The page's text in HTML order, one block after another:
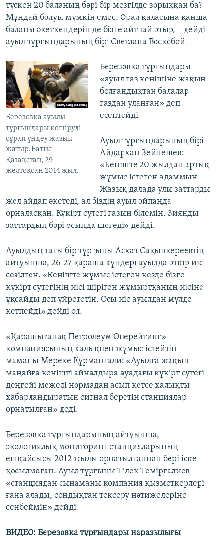
түскен 20 баланың бәрі бір мезгілде зорыққан ба?
Мұндай болуы мүмкін емес. Орал қаласына қанша
баланы әкеткендерін де бізге айтпай отыр, – дейді
ауыл тұрғындарының бірі Светлана Воскобой.
Березовка ауылы
тұрғындары көшіруді
сұрап үндеу жазып
жатыр. Батыс
Қазақстан, 29
желтоқсан 2014 жыл.
Березовка тұрғындары
«ауыл газ кенішіне жақын
болғандықтан балалар
газдан уланған» деп
есептейді.
Ауыл тұрғындарының бірі
Айдархан Зейнешев:
«Кеніште 20 жылдан артық
жұмыс істеген адаммын.
Жазық далада улы заттарды
жел айдап әкетеді, ал біздің ауыл ойпаңда
орналасқан. Күкірт сутегі газын білемін. Зиянды
заттардың бәрі осында шөгеді» дейді.
Ауылдың тағы бір тұрғыны Асхат Сақыпкереевтің
айтуынша, 26-27 қараша күндері ауылда өткір иіс
сезілген. «Кеніште жұмыс істеген кезде бізге
күкірт сутегінің иісі шіріген жұмыртқаның иісіне
ұқсайды деп үйрететін. Осы иіс ауылдан мүлде
кетпейді» дейді ол.
«Қарашығанақ Петролеум Оперейтинг»
компаниясының халықпен жұмыс істейтін
маманы Мереке Құрманғали: «Ауылға жақын
маңайға кенішті айналдыра ауадағы күкірт сутегі
деңгейі межелі нормадан асып кетсе халықты
хабарландыратын сигнал беретін станциялар
орнатылған» деді.
Березовка тұрғындарының айтуынша,
экологиялық мониторинг станцияларының
ешқайсысы 2012 жылы орнатылғаннан бері іске
қосылмаған. Ауыл тұрғыны Тілек Темірғалиев
«станциядан сынаманы компания қызметкерлері
ғана алады, сондықтан тексеру нәтижелеріне
сенбеймін» дейді.
ВИДЕО: Березовка тұрғындары наразылығы